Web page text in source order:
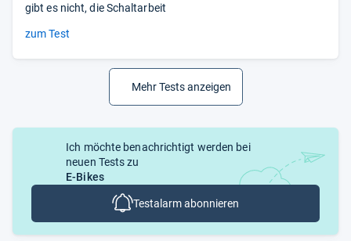
gibt es nicht, die Schaltarbeit
zum Test
Mehr Tests anzeigen
Ich möchte benachrichtigt werden bei
neuen Tests zu
E-Bikes
Testalarm abonnieren